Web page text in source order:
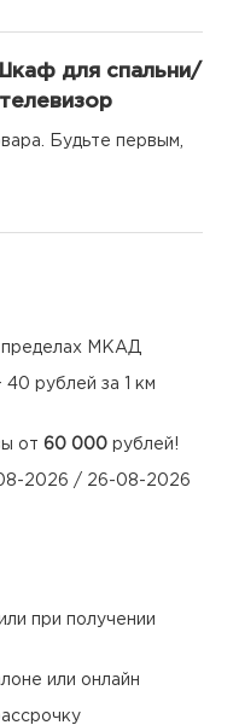
для спальни/
Будьте первым,
пределах МКАД
40 рублей за 1 км
от 60 000 рублей!
2026 / 26-08-2026
при получении
или онлайн